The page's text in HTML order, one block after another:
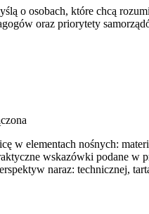
o osobach, które chcą
oraz priorytety
elementach nośnych:
wskazówki podane
naraz: technicznej,